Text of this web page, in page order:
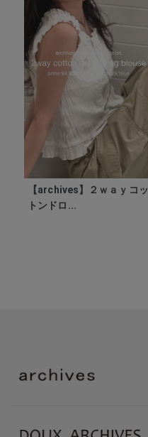
【archives】２ｗａｙコッ
トンドロ...